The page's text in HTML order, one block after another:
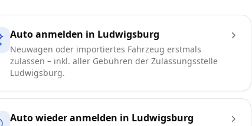
Auto anmelden in Ludwigsburg
Neuwagen oder importiertes Fahrzeug erstmals
zulassen – inkl. aller Gebühren der Zulassungsstelle
Ludwigsburg.
Auto wieder anmelden in Ludwigsburg